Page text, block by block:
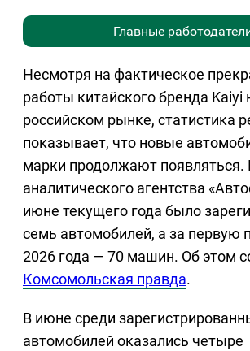
Главные
Несмотря на фактическое
работы китайского бренда Kaiyi
российском рынке, статистика
показывает, что новые
марки продолжают
аналитического агентства
июне текущего года было
семь автомобилей, а за первую
2026 года — 70 машин. Об этом
Комсомольская правда.
В июне среди
автомобилей оказались четыре